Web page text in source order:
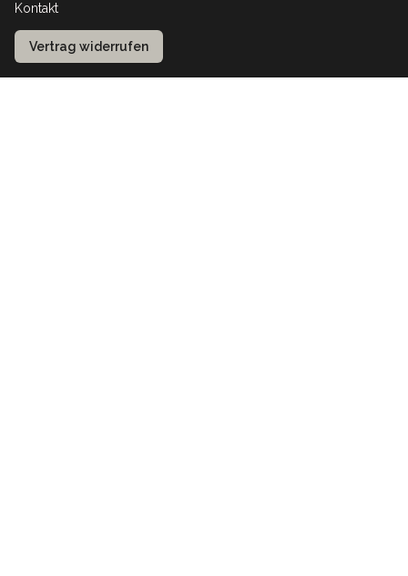
Kontakt
Vertrag widerrufen